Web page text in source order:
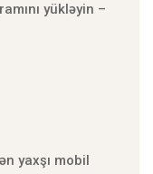
yükləyin –
yaxşı mobil